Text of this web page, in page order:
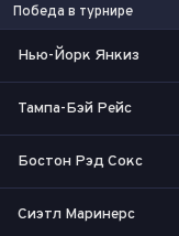
Победа в турнире
Нью-Йорк Янкиз
Тампа-Бэй Рейс
Бостон Рэд Сокс
Сиэтл Маринерс